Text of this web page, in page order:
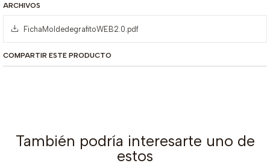
ARCHIVOS
FichaMoldedegrafitoWEB2.0.pdf
COMPARTIR ESTE PRODUCTO
También podría interesarte uno de
estos